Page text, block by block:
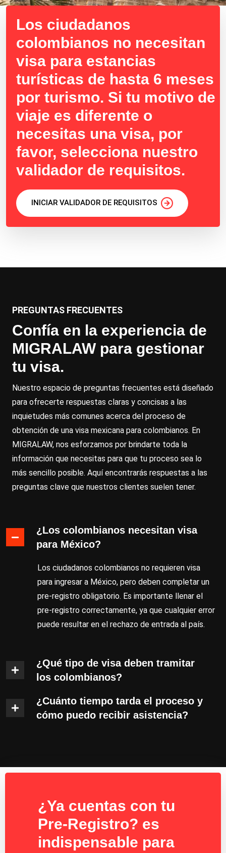
Los ciudadanos
colombianos no necesitan
visa para estancias
turísticas de hasta 6 meses
por turismo. Si tu motivo de
viaje es diferente o
necesitas una visa, por
favor, selecciona nuestro
validador de requisitos.
INICIAR VALIDADOR DE REQUISITOS
PREGUNTAS FRECUENTES
Confía en la experiencia de
MIGRALAW para gestionar
tu visa.
Nuestro espacio de preguntas frecuentes está diseñado
para ofrecerte respuestas claras y concisas a las
inquietudes más comunes acerca del proceso de
obtención de una visa mexicana para colombianos. En
MIGRALAW, nos esforzamos por brindarte toda la
información que necesitas para que tu proceso sea lo
más sencillo posible. Aquí encontrarás respuestas a las
preguntas clave que nuestros clientes suelen tener.
¿Los colombianos necesitan visa
para México?
Los ciudadanos colombianos no requieren visa
para ingresar a México, pero deben completar un
pre-registro obligatorio. Es importante llenar el
pre-registro correctamente, ya que cualquier error
puede resultar en el rechazo de entrada al país.
¿Qué tipo de visa deben tramitar
los colombianos?
¿Cuánto tiempo tarda el proceso y
cómo puedo recibir asistencia?
¿Ya cuentas con tu
Pre-Registro? es
indispensable para